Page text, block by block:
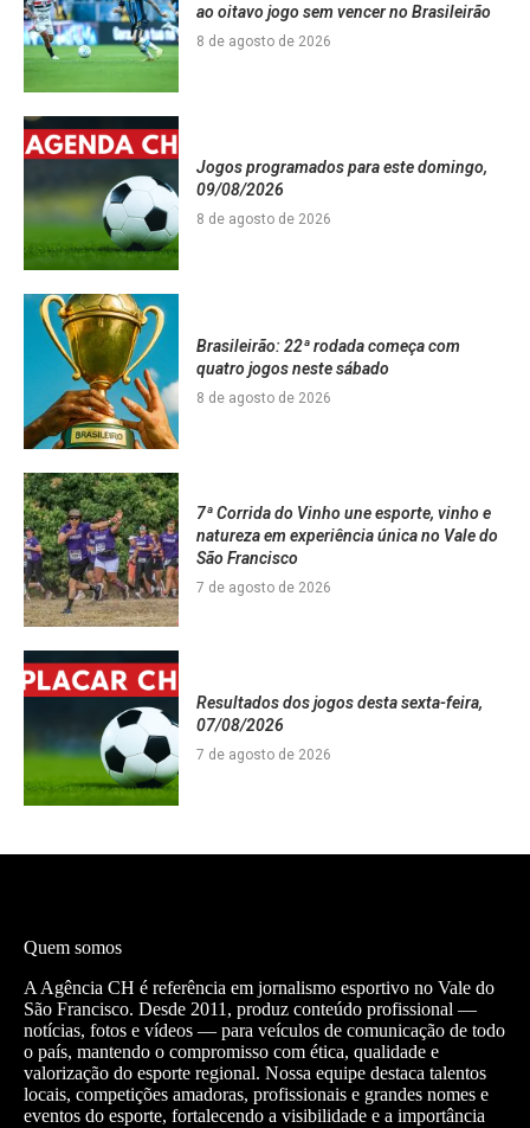
ao oitavo jogo sem vencer no Brasileirão
8 de agosto de 2026
Jogos programados para este domingo,
09/08/2026
8 de agosto de 2026
Brasileirão: 22ª rodada começa com
quatro jogos neste sábado
8 de agosto de 2026
7ª Corrida do Vinho une esporte, vinho e
natureza em experiência única no Vale do
São Francisco
7 de agosto de 2026
Resultados dos jogos desta sexta-feira,
07/08/2026
7 de agosto de 2026
Quem somos
A Agência CH é referência em jornalismo esportivo no Vale do
São Francisco. Desde 2011, produz conteúdo profissional —
notícias, fotos e vídeos — para veículos de comunicação de todo
o país, mantendo o compromisso com ética, qualidade e
valorização do esporte regional. Nossa equipe destaca talentos
locais, competições amadoras, profissionais e grandes nomes e
eventos do esporte, fortalecendo a visibilidade e a importância